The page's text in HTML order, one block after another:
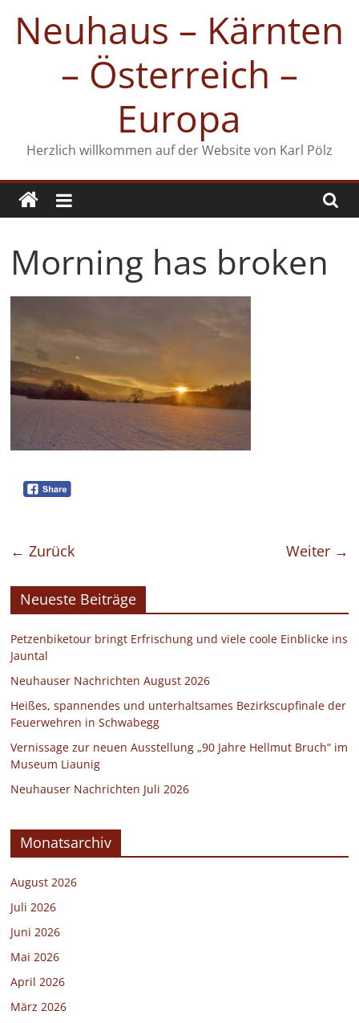
Inhalt
springen
Neuhaus – Kärnten
– Österreich –
Europa
Herzlich willkommen auf der Website von Karl Pölz
Morning has broken
← Zurück Weiter →
Neueste Beiträge
Petzenbiketour bringt Erfrischung und viele coole Einblicke ins
Jauntal
Neuhauser Nachrichten August 2026
Heißes, spannendes und unterhaltsames Bezirkscupfinale der
Feuerwehren in Schwabegg
Vernissage zur neuen Ausstellung „90 Jahre Hellmut Bruch“ im
Museum Liaunig
Neuhauser Nachrichten Juli 2026
Monatsarchiv
August 2026
Juli 2026
Juni 2026
Mai 2026
April 2026
März 2026